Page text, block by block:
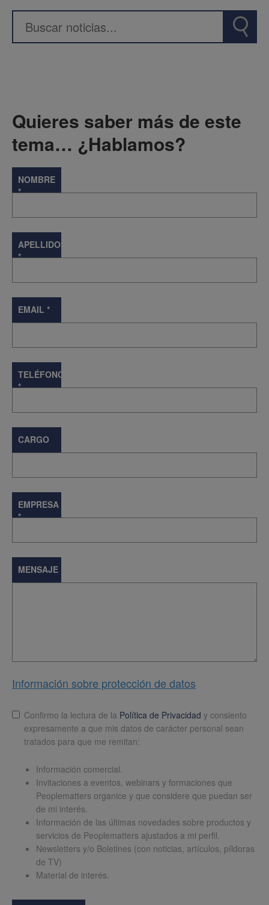
Quieres saber más de este
tema… ¿Hablamos?
NOMBRE
*
APELLIDOS
*
EMAIL *
TELÉFONO
*
CARGO
EMPRESA
*
MENSAJE
Información sobre protección de datos
LopdConfirmo la lectura de la Política de Privacidad y consiento
expresamente a que mis datos de carácter personal sean
tratados para que me remitan:
Información comercial.
Invitaciones a eventos, webinars y formaciones que
Peoplematters organice y que considere que puedan ser
de mi interés.
Información de las últimas novedades sobre productos y
servicios de Peoplematters ajustados a mi perfil.
Newsletters y/o Boletines (con noticias, artículos, píldoras
de TV)
Material de interés.